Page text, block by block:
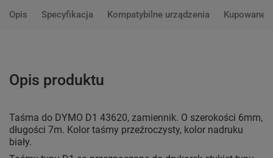
Opis Specyfikacja Kompatybilne urządzenia Kupowane
Opis produktu
Taśma do DYMO D1 43620, zamiennik. O szerokości 6mm,
długości 7m. Kolor taśmy przeźroczysty, kolor nadruku
biały.